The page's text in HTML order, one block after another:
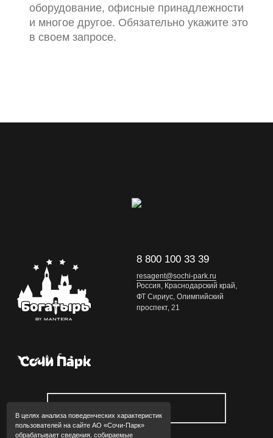
В целях анализа поведенческих характеристик
пользователей на сайте АО «Сочи-Парк»
обрабатывает сведения, собираемые
оборудование, офисные принадлежности
и многое другое. Обязательно укажите это
в своем запросе.
8 800 100 33 39
Россия, Краснодарский край,
ФТ Сириус, Олимпийский
проспект, 21
resagent@sochi-park.ru